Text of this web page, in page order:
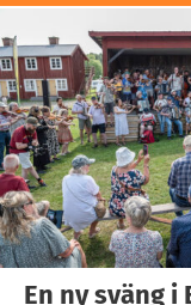
En ny sväng